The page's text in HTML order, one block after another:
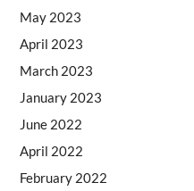
May 2023
April 2023
March 2023
January 2023
June 2022
April 2022
February 2022